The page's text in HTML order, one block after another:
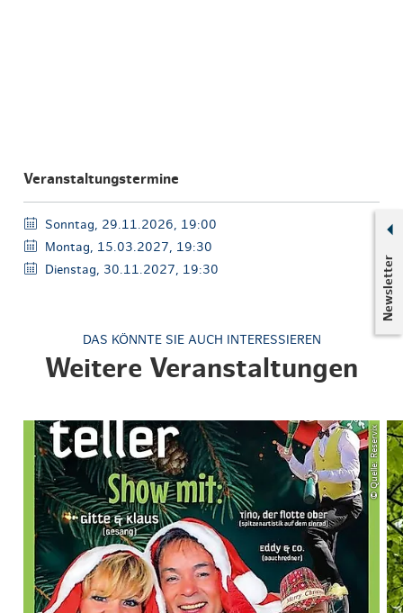
Newsletter
Veranstaltungstermine
Sonntag, 29.11.2026, 19:00
Montag, 15.03.2027, 19:30
Dienstag, 30.11.2027, 19:30
DAS KÖNNTE SIE AUCH INTERESSIEREN
Weitere Veranstaltungen
© Quelle: Reservix